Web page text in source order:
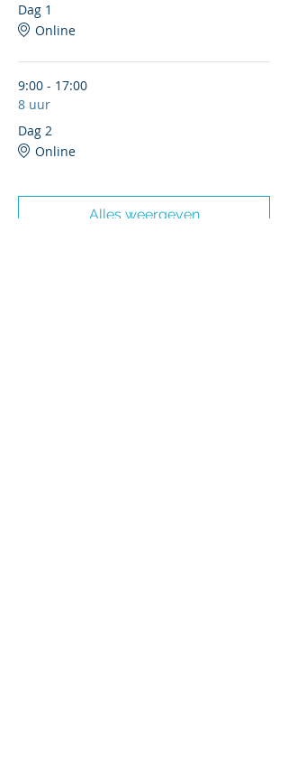
Dag 1
Online
9:00 - 17:00
8 uur
Dag 2
Online
Alles weergeven